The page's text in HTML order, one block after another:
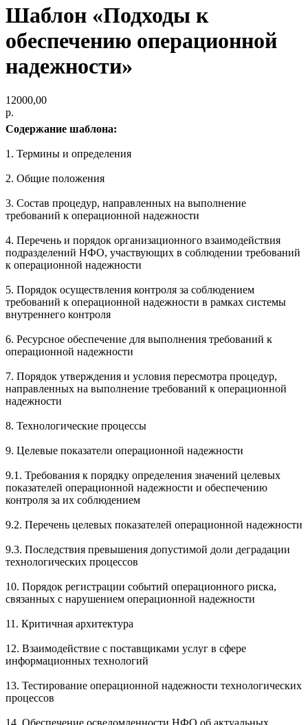
Шаблон «Подходы к
обеспечению операционной
надежности»
12000,00
р.
Содержание шаблона:
1. Термины и определения
2. Общие положения
3. Состав процедур, направленных на выполнение
требований к операционной надежности
4. Перечень и порядок организационного взаимодействия
подразделений НФО, участвующих в соблюдении требований
к операционной надежности
5. Порядок осуществления контроля за соблюдением
требований к операционной надежности в рамках системы
внутреннего контроля
6. Ресурсное обеспечение для выполнения требований к
операционной надежности
7. Порядок утверждения и условия пересмотра процедур,
направленных на выполнение требований к операционной
надежности
8. Технологические процессы
9. Целевые показатели операционной надежности
9.1. Требования к порядку определения значений целевых
показателей операционной надежности и обеспечению
контроля за их соблюдением
9.2. Перечень целевых показателей операционной надежности
9.3. Последствия превышения допустимой доли деградации
технологических процессов
10. Порядок регистрации событий операционного риска,
связанных с нарушением операционной надежности
11. Критичная архитектура
12. Взаимодействие с поставщиками услуг в сфере
информационных технологий
13. Тестирование операционной надежности технологических
процессов
14. Обеспечение осведомленности НФО об актуальных